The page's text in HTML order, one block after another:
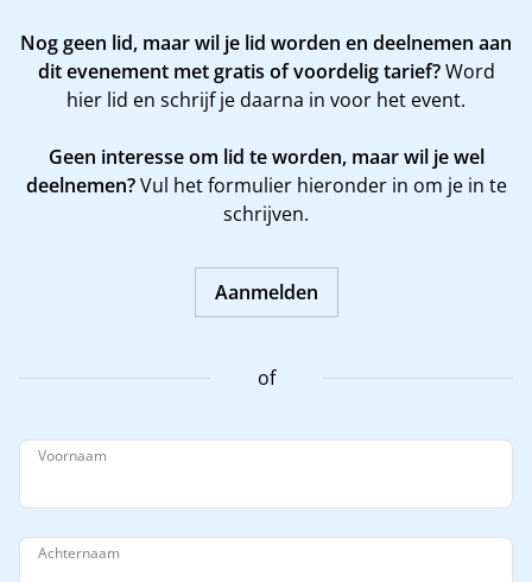
Nog geen lid, maar wil je lid worden en deelnemen aan
dit evenement met gratis of voordelig tarief?Word
hier lid en schrijf je daarna in voor het event.
Geen interesse om lid te worden, maar wil je wel
deelnemen?Vul het formulier hieronder in om je in te
schrijven.
Aanmelden
of
Voornaam
Achternaam